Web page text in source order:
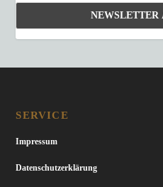
SERVICE
Impressum
Datenschutzerklärung